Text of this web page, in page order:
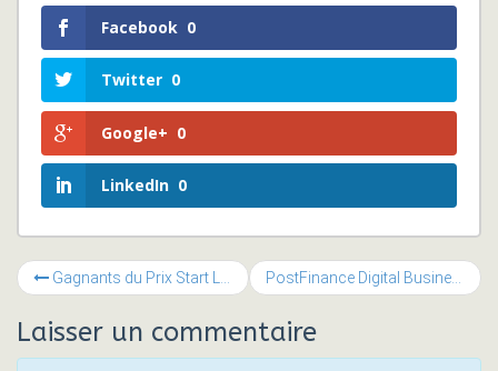
Facebook 0
Twitter 0
Google+ 0
LinkedIn 0
Gagnants du Prix Start Lausanne 2014 : Benjamin Tur et Hugo Denogent, étudiants HEC Lausanne PostFinance Digital Business Award
Laisser un commentaire